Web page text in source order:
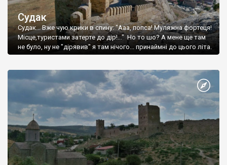
Судак
Судак... Вже чую крики в спину: "Ааа, попса! Муляжна фортеця!
Місце,туристами затерте до дір!..." Но то шо? А мене ще там
не було, ну не "дірявив" я там нічого... принаймні до цього літа.